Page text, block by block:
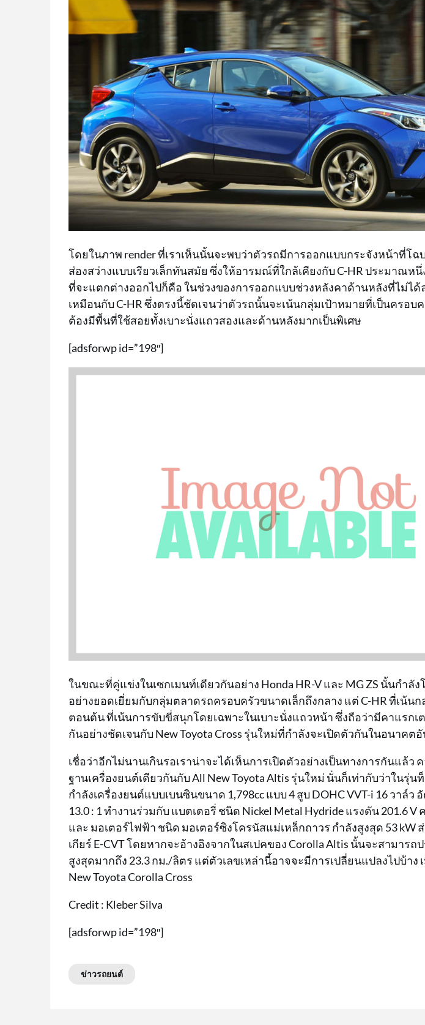
โดยในภาพ render ที่เราเห็นนั้นจะพบว่าตัวรถมีการออกแบบกระจังหน้าที่โฉ
ส่องสว่างแบบเรียวเล็กทันสมัย ซึ่งให้อารมณ์ที่ใกล้เคียงกับ C-HR ประมาณหนึ่
ที่จะแตกต่างออกไปก็คือ ในช่วงของการออกแบบช่วงหลังคาด้านหลังที่ไม่ได้
เหมือนกับ C-HR ซึ่งตรงนี้ชัดเจนว่าตัวรถนั้นจะเน้นกลุ่มเป้าหมายที่เป็นครอบ
ต้องมีพื้นที่ใช้สอยทั้งเบาะนั่งแถวสองและด้านหลังมากเป็นพิเศษ
[adsforwp id=”198″]
ในขณะที่คู่แข่งในเซกเมนท์เดียวกันอย่าง Honda HR-V และ MG ZS นั้นกำลั
อย่างยอดเยี่ยมกับกลุ่มตลาดรถครอบครัวขนาดเล็กถึงกลาง แต่ C-HR ที่เน้น
ตอนต้น ที่เน้นการขับขี่สนุกโดยเฉพาะในเบาะนั่งแถวหน้า ซึ่งถือว่ามีคาแรกเ
กันอย่างชัดเจนกับ New Toyota Cross รุ่นใหม่ที่กำลังจะเปิดตัวกันในอนาคต
เชื่อว่าอีกไม่นานเกินรอเราน่าจะได้เห็นการเปิดตัวอย่างเป็นทางการกันแล้ว
ฐานเครื่องยนต์เดียวกันกับ All New Toyota Altis รุ่นใหม่ นั่นก็เท่ากับว่าในรุ่
กำลังเครื่องยนต์แบบเบนซินขนาด 1,798cc แบบ 4 สูบ DOHC VVT-i 16 วาล์ว
13.0 : 1 ทำงานร่วมกับ แบตเตอรี่ ชนิด Nickel Metal Hydride แรงดัน 201.6 V
และ มอเตอร์ไฟฟ้า ชนิด มอเตอร์ซิงโครนัสแม่เหล็กถาวร กำลังสูงสุด 53 kW
เกียร์ E-CVT โดยหากจะอ้างอิงจากในสเปคของ Corolla Altis นั้นจะสามาร
สูงสุดมากถึง 23.3 กม./ลิตร แต่ตัวเลขเหล่านี้อาจจะมีการเปลี่ยนแปลงไปบ้าง
New Toyota Corolla Cross
Credit : Kleber Silva
[adsforwp id=”198″]
ข่าวรถยนต์